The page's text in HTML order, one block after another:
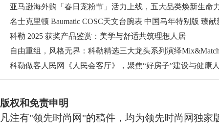
亚马逊海外购「春日宠粉节」活力上线，五大品类焕新生命
名士克里顿 Baumatic COSC天文台腕表 中国马年特别版 臻献
科勒 2025 获奖产品鉴赏：美学与舒适共筑理想人居
自由重组，风格无界：科勒精选三大龙头系列演绎
感
科勒做客人民网《人民会客厅》，聚焦“好房子”建设与健康
版权和免责申明
凡注有"领先时尚网"的稿件，均为领先时尚网独家